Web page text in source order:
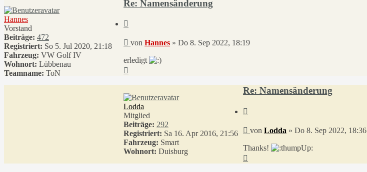
Hannes
Vorstand
Beiträge: 472
Registriert: So 5. Jul 2020, 21:18
Fahrzeug: VW Golf IV
Wohnort: Lübbenau
Teamname: ToN
Re: Namensänderung
Beitrag
vonHannes »Do 8. Sep 2022, 18:19
erledigt
Lodda
Mitglied
Beiträge: 292
Registriert: Sa 16. Apr 2016, 21:56
Fahrzeug: Smart
Wohnort: Duisburg
Re: Namensänderung
Beitrag
vonLodda »Do 8. Sep 2022, 18:36
Thanks!
oben